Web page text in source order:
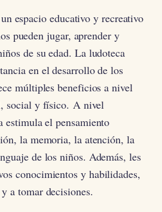
espacio educativo y recreativo
pueden jugar, aprender y
de su edad. La ludoteca
en el desarrollo de los
múltiples beneficios a nivel
social y físico. A nivel
el pensamiento
la memoria, la atención, la
de los niños. Además, les
conocimientos y habilidades,
a tomar decisiones.